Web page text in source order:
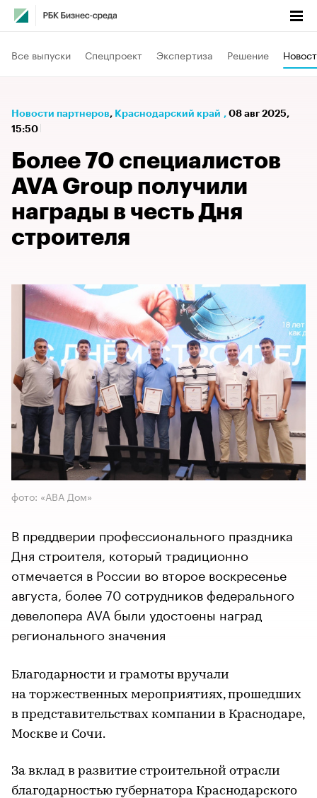
Все выпуски Спецпроект Экспертиза Решение
Новости партнеров⁠, Краснодарский край , 08 авг 2025,
15:50
Более 70 специалистов
AVA Group получили
награды в честь Дня
строителя
фото: «АВА Дом»
В преддверии профессионального праздника
Дня строителя, который традиционно
отмечается в России во второе воскресенье
августа, более 70 сотрудников федерального
девелопера AVA были удостоены наград
регионального значения
Благодарности и грамоты вручали
на торжественных мероприятиях, прошедших
в представительствах компании в Краснодаре,
Москве и Сочи.
За вклад в развитие строительной отрасли
благодарностью губернатора Краснодарского